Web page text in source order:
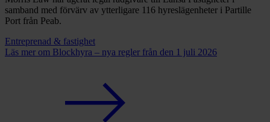
samband med förvärv av ytterligare 116 hyreslägenheter i Partille
Port från Peab.
Entreprenad & fastighet
Läs mer om Blockhyra – nya regler från den 1 juli 2026